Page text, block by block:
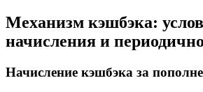
Механизм кэшбэка:
начисления и
Начисление кэшбэка за